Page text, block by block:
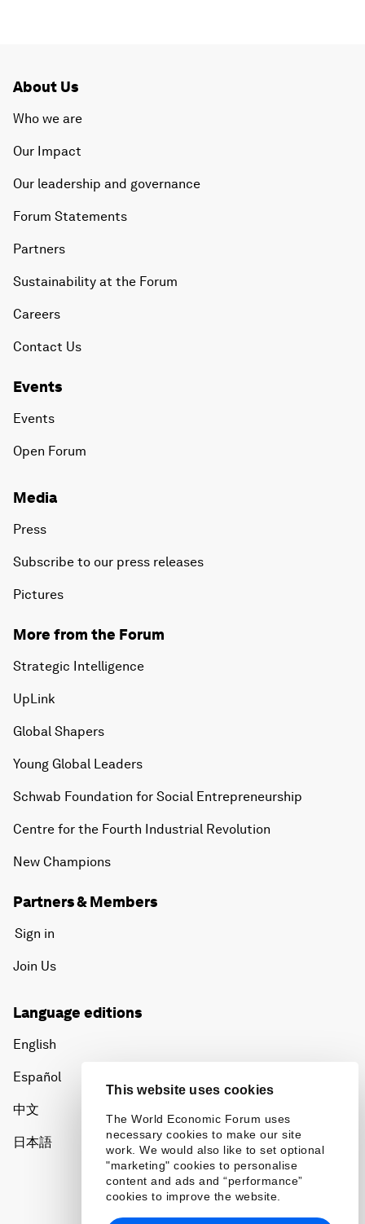
This website uses cookies
The World Economic Forum uses
necessary cookies to make our site
work. We would also like to set optional
"marketing" cookies to personalise
content and ads and “performance”
cookies to improve the website.
About Us
Who we are
Our Impact
Our leadership and governance
Forum Statements
Partners
Sustainability at the Forum
Careers
Contact Us
Events
Events
Open Forum
Media
Press
Subscribe to our press releases
Pictures
More from the Forum
Strategic Intelligence
UpLink
Global Shapers
Young Global Leaders
Schwab Foundation for Social Entrepreneurship
Centre for the Fourth Industrial Revolution
New Champions
Partners & Members
Sign in
Join Us
Language editions
English
Español
中文
日本語